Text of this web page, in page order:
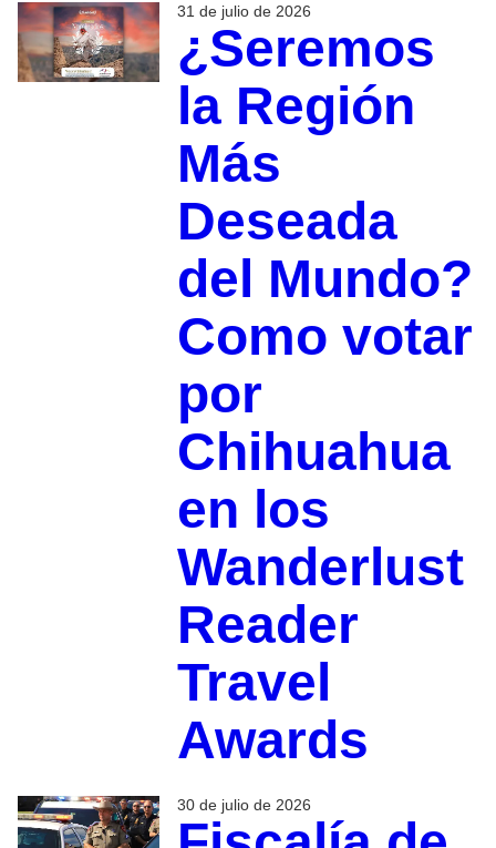
31 de julio de 2026
¿Seremos
la Región
Más
Deseada
del Mundo?
Como votar
por
Chihuahua
en los
Wanderlust
Reader
Travel
Awards
30 de julio de 2026